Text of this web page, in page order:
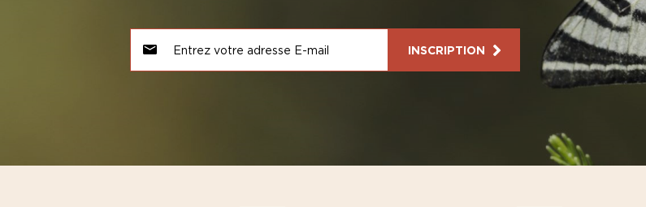
INSCRIPTION